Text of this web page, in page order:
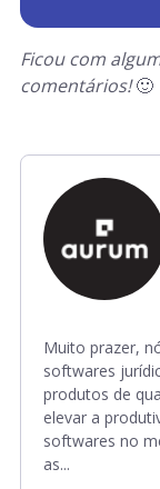
Ficou com
comentários!🙂
Muito prazer,
softwares
produtos de
elevar a
softwares no
as...